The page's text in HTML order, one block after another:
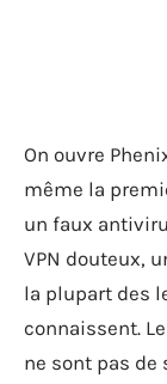
On ouvre
même la
un faux
VPN douteux,
la plupart des
connaissent.
ne sont pas